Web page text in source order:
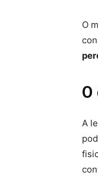
O
A